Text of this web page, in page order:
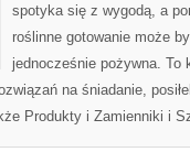
spotyka się z wygodą, a
roślinne gotowanie może
jednocześnie pożywna. To
na śniadanie,
Produkty i Zamienniki i